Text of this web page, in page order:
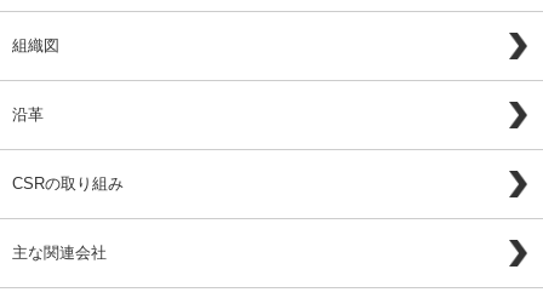
組織図
沿革
CSRの取り組み
主な関連会社